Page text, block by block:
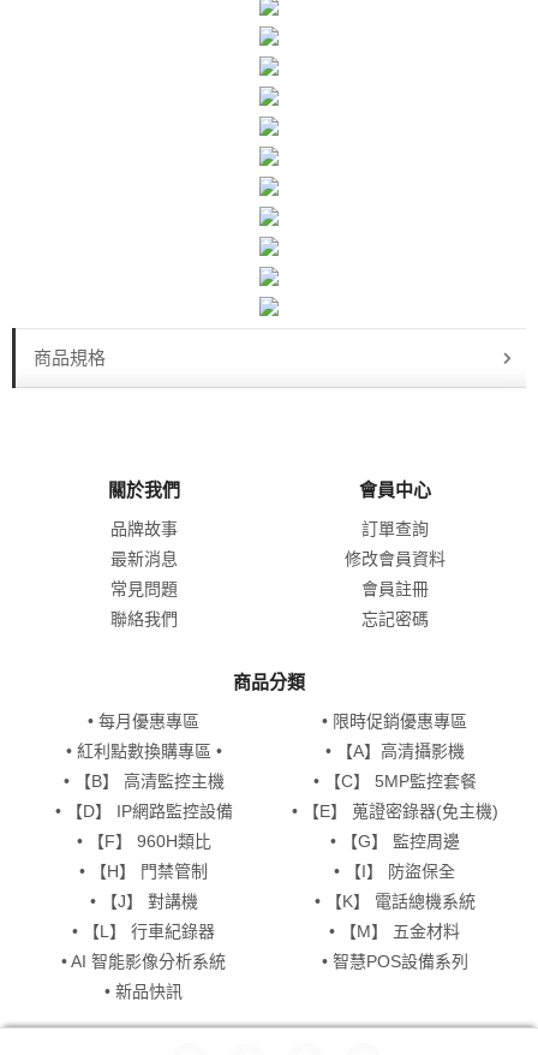
商品規格
關於我們
品牌故事
最新消息
常見問題
聯絡我們
會員中心
訂單查詢
修改會員資料
會員註冊
忘記密碼
商品分類
• 每月優惠專區
• 限時促銷優惠專區
• 紅利點數換購專區 •
• 【A】高清攝影機
• 【B】 高清監控主機
• 【C】 5MP監控套餐
• 【D】 IP網路監控設備
• 【E】 蒐證密錄器(免主機)
• 【F】 960H類比
• 【G】 監控周邊
• 【H】 門禁管制
• 【I】 防盜保全
• 【J】 對講機
• 【K】 電話總機系統
• 【L】 行車紀錄器
• 【M】 五金材料
• AI 智能影像分析系統
• 智慧POS設備系列
• 新品快訊